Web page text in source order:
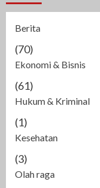
Berita
(70)
Ekonomi & Bisnis
(61)
Hukum & Kriminal
(1)
Kesehatan
(3)
Olah raga